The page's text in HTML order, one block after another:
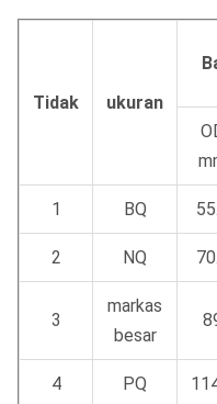
Tidak ukuran
1 BQ
2 NQ
3
markas
besar
4 PQ